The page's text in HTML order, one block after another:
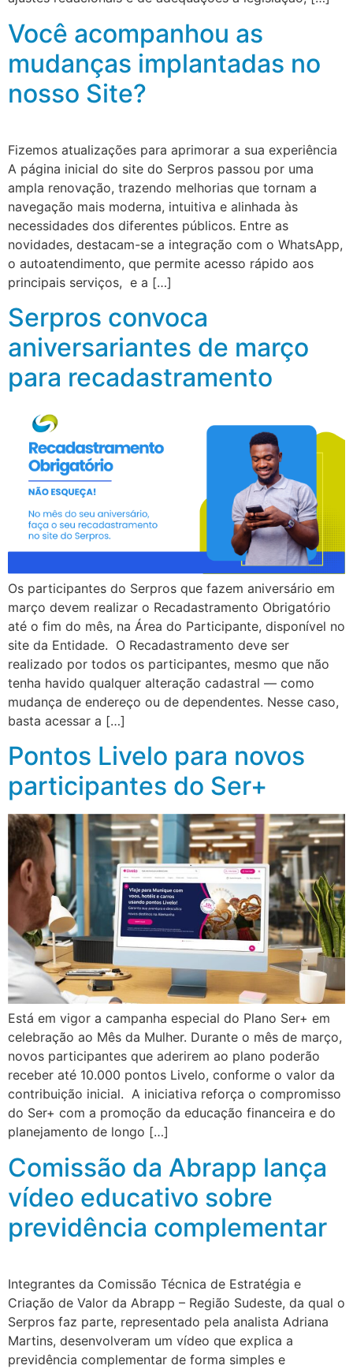
Você acompanhou as
mudanças implantadas no
nosso Site?
Fizemos atualizações para aprimorar a sua experiência
A página inicial do site do Serpros passou por uma
ampla renovação, trazendo melhorias que tornam a
navegação mais moderna, intuitiva e alinhada às
necessidades dos diferentes públicos. Entre as
novidades, destacam-se a integração com o WhatsApp,
o autoatendimento, que permite acesso rápido aos
principais serviços, e a […]
Serpros convoca
aniversariantes de março
para recadastramento
Os participantes do Serpros que fazem aniversário em
março devem realizar o Recadastramento Obrigatório
até o fim do mês, na Área do Participante, disponível no
site da Entidade. O Recadastramento deve ser
realizado por todos os participantes, mesmo que não
tenha havido qualquer alteração cadastral — como
mudança de endereço ou de dependentes. Nesse caso,
basta acessar a […]
Pontos Livelo para novos
participantes do Ser+
Está em vigor a campanha especial do Plano Ser+ em
celebração ao Mês da Mulher. Durante o mês de março,
novos participantes que aderirem ao plano poderão
receber até 10.000 pontos Livelo, conforme o valor da
contribuição inicial. A iniciativa reforça o compromisso
do Ser+ com a promoção da educação financeira e do
planejamento de longo […]
Comissão da Abrapp lança
vídeo educativo sobre
previdência complementar
Integrantes da Comissão Técnica de Estratégia e
Criação de Valor da Abrapp – Região Sudeste, da qual o
Serpros faz parte, representado pela analista Adriana
Martins, desenvolveram um vídeo que explica a
previdência complementar de forma simples e